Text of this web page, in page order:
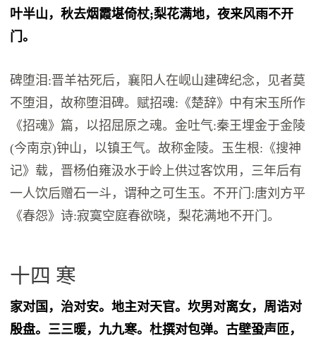
叶半山，秋去烟霞堪倚杖;梨花满地，夜来风雨不开
门。
碑堕泪:晋羊祜死后，襄阳人在岘山建碑纪念，见者莫
不堕泪，故称堕泪碑。赋招魂:《楚辞》中有宋玉所作
《招魂》篇，以招屈原之魂。金吐气:秦王埋金于金陵
(今南京)钟山，以镇王气。故称金陵。玉生根:《搜神
记》载，晋杨伯雍汲水于岭上供过客饮用，三年后有
一人饮后赠石一斗，谓种之可生玉。不开门:唐刘方平
《春怨》诗:寂寞空庭春欲晓，梨花满地不开门。
十四 寒
家对国，治对安。地主对天官。坎男对离女，周诰对
殷盘。三三暖，九九寒。杜撰对包弹。古壁蛩声匝，